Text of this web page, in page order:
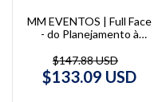
MM EVENTOS | Full Face
- do Planejamento à
$147.88 USD
$133.09 USD